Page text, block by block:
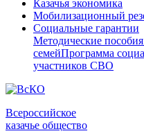
Казачья экономика
Мобилизационный
Социальные гарантии
Методические
семейПрограмма
участников СВО
Всероссийское
казачье общество